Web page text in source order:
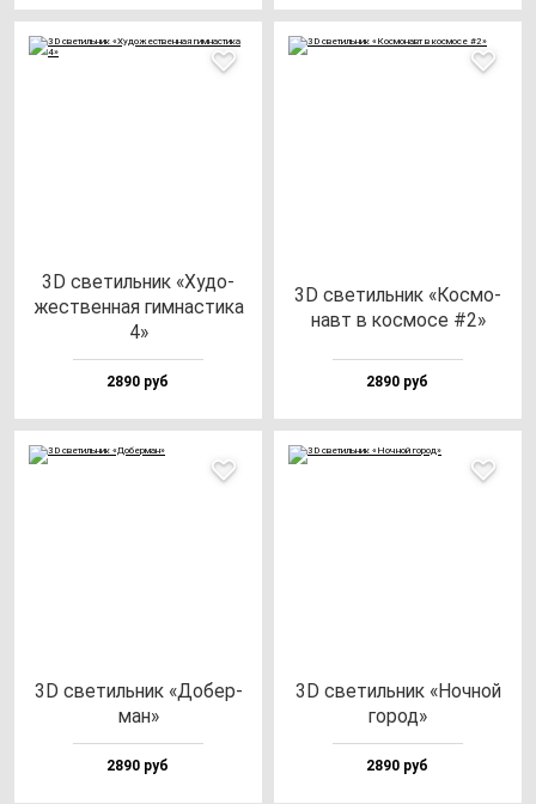
3D све­тиль­ник «Худо­
жес­твен­ная гим­нас­ти­ка
4»
2890 руб
3D све­тиль­ник «Кос­мо­
навт в кос­мо­се #2»
2890 руб
3D све­тиль­ник «Добер­
ман»
2890 руб
3D све­тиль­ник «Ноч­ной
го­род»
2890 руб